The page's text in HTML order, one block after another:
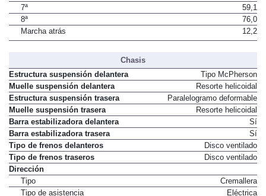
6ª
48,6
7ª
59,1
8ª
76,0
Marcha atrás
12,2
Chasis
Estructura suspensión delantera
Tipo McPherson
Muelle suspensión delantera
Resorte helicoidal
Estructura suspensión trasera
Paralelogramo deformable
Muelle suspensión trasera
Resorte helicoidal
Barra estabilizadora delantera
Sí
Barra estabilizadora trasera
Sí
Tipo de frenos delanteros
Disco ventilado
Tipo de frenos traseros
Dirección
Tipo
Cremallera